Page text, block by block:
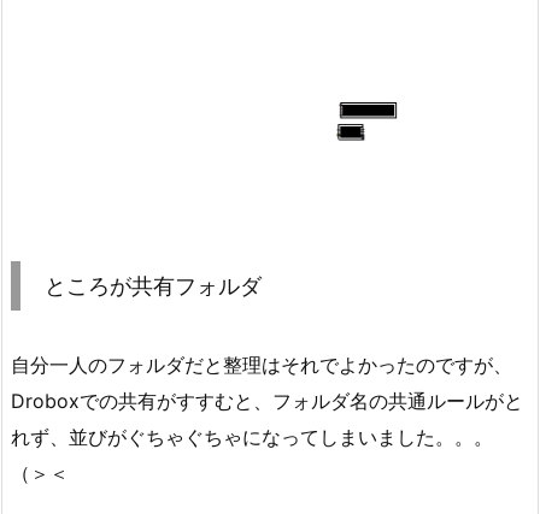
ところが共有フォルダ
自分一人のフォルダだと整理はそれでよかったのですが、
Droboxでの共有がすすむと、フォルダ名の共通ルールがと
れず、並びがぐちゃぐちゃになってしまいました。。。
（＞＜